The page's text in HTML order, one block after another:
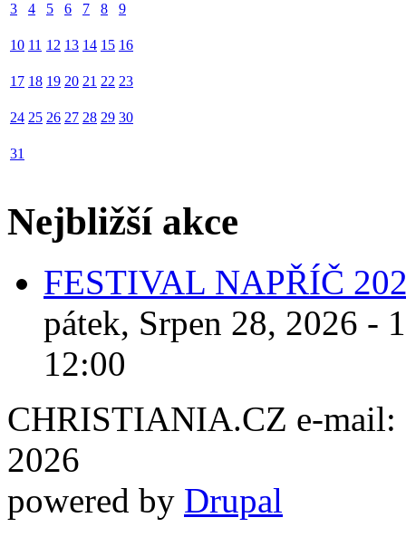
3 4 5 6 7 8 9
10 11 12 13 14 15 16
17 18 19 20 21 22 23
24 25 26 27 28 29 30
31
Nejbližší akce
FESTIVAL NAPŘÍČ
pátek, Srpen 28, 2026 -
12:00
CHRISTIANIA.CZ e-mail:
2026
powered by Drupal